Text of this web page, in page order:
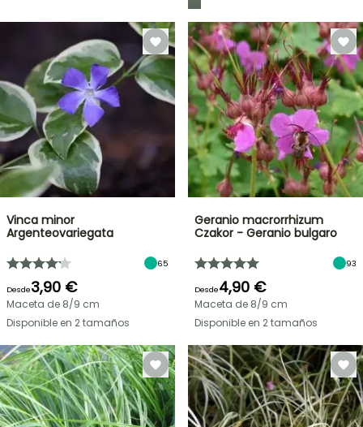
Vinca minor
Argenteovariegata
65
Desde3,90 €
Maceta de 8/9 cm
Disponible en 2 tamaños
Geranio macrorrhizum
Czakor - Geranio bulgaro
93
Desde4,90 €
Maceta de 8/9 cm
Disponible en 2 tamaños